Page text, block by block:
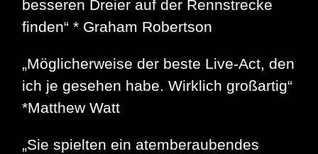
besseren Dreier auf der Rennstrecke
finden“ * Graham Robertson
„Möglicherweise der beste Live-Act, den
ich je gesehen habe. Wirklich großartig“
*Matthew Watt
„Sie spielten ein atemberaubendes